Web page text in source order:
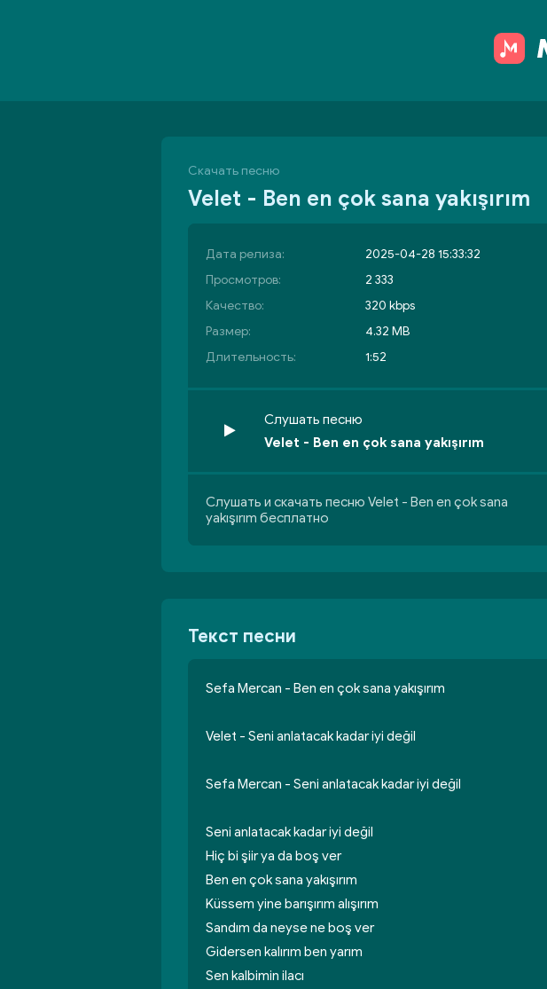
Скачать песню
Velet - Ben en çok sana yakışırım
Дата релиза:
2025-04-28 15:33:32
Просмотров:
2 333
Качество:
320 kbps
Размер:
4.32 MB
Длительность:
1:52
Слушать песню
Velet - Ben en çok sana yakışırım
Слушать и скачать песню Velet - Ben en çok sana
yakışırım бесплатно
Текст песни
Sefa Mercan - Ben en çok sana yakışırım
Velet - Seni anlatacak kadar iyi değil
Sefa Mercan - Seni anlatacak kadar iyi değil
Seni anlatacak kadar iyi değil
Hiç bi şiir ya da boş ver
Ben en çok sana yakışırım
Küssem yine barışırım alışırım
Sandım da neyse ne boş ver
Gidersen kalırım ben yarım
Sen kalbimin ilacı